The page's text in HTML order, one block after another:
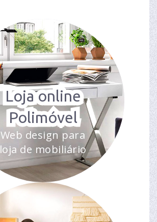
Loja online
Polimóvel
Web design para
loja de mobiliário